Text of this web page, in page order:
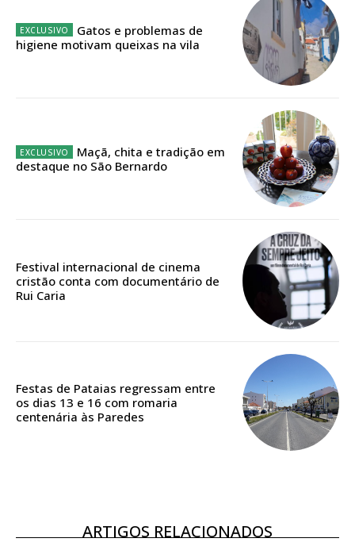
32 €
12 meses
Edição em papel entregue à Quinta-feira em sua
Acesso ao conteúdo online
Acesso aos conteúdos Exclusivos para
Escolha o plano
DIGITAL ANUAL
16€
Acesso aos conteúdos Exclusivos para
Gatos e problemas de
higiene motivam queixas na vila
Maçã, chita e tradição em
destaque no São Bernardo
Festival internacional de cinema
cristão conta com documentário de
Rui Caria
Festas de Pataias regressam entre
os dias 13 e 16 com romaria
centenária às Paredes
ARTIGOS RELACIONADOS